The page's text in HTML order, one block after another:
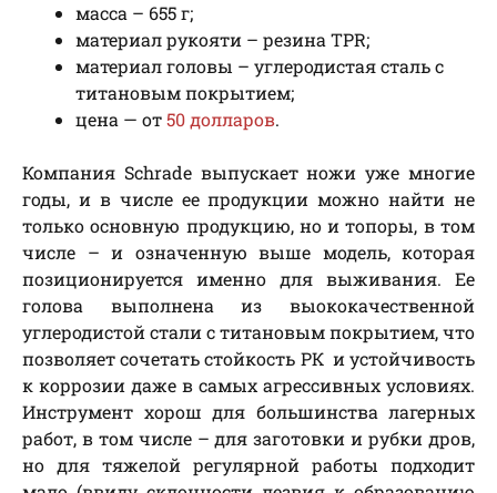
масса – 655 г;
материал рукояти – резина TPR;
материал головы – углеродистая сталь с
титановым покрытием;
цена — от50 долларов.
Компания Schrade выпускает ножи уже многие
годы, и в числе ее продукции можно найти не
только основную продукцию, но и топоры, в том
числе – и означенную выше модель, которая
позиционируется именно для выживания. Ее
голова выполнена из выококачественной
углеродистой стали с титановым покрытием, что
позволяет сочетать стойкость РК и устойчивость
к коррозии даже в самых агрессивных условиях.
Инструмент хорош для большинства лагерных
работ, в том числе – для заготовки и рубки дров,
но для тяжелой регулярной работы подходит